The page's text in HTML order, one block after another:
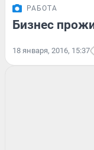
РАБОТА
Бизнес
18 января, 2016, 15:37